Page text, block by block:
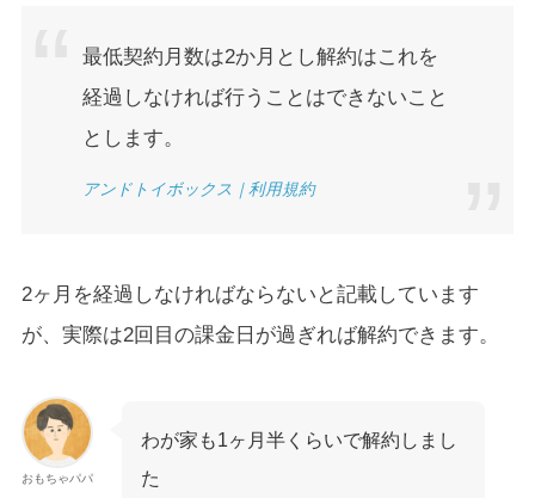
最低契約月数は2か月とし解約はこれを
経過しなければ行うことはできないこと
とします。
アンドトイボックス｜利用規約
2ヶ月を経過しなければならないと記載しています
が、実際は2回目の課金日が過ぎれば解約できます。
おもちゃパパ
わが家も1ヶ月半くらいで解約しまし
た